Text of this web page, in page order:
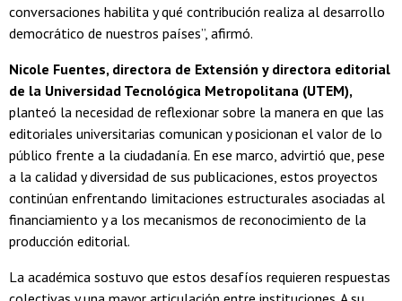
conversaciones habilita y qué contribución realiza al desarrollo
democrático de nuestros países”, afirmó.
Nicole Fuentes, directora de Extensión y directora editorial
de la Universidad Tecnológica Metropolitana (UTEM),
planteó la necesidad de reflexionar sobre la manera en que las
editoriales universitarias comunican y posicionan el valor de lo
público frente a la ciudadanía. En ese marco, advirtió que, pese
a la calidad y diversidad de sus publicaciones, estos proyectos
continúan enfrentando limitaciones estructurales asociadas al
financiamiento y a los mecanismos de reconocimiento de la
producción editorial.
La académica sostuvo que estos desafíos requieren respuestas